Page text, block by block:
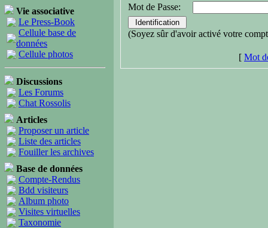
Vie associative
Le Press-Book
Cellule base de
données
Cellule photos
Discussions
Les Forums
Chat Rossolis
Articles
Proposer un article
Liste des articles
Fouiller les archives
Base de données
Compte-Rendus
Bdd visiteurs
Album photo
Visites virtuelles
Taxonomie
Mot de Passe:
(Soyez sûr d'avoir activé votre
[ Mot